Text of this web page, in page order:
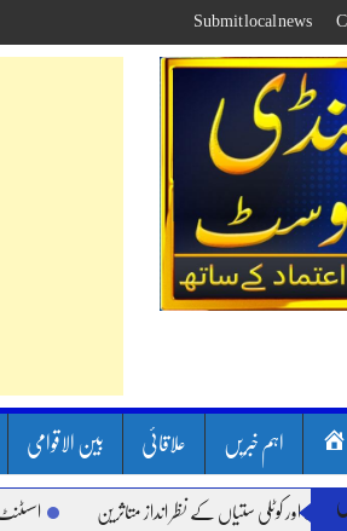
Submit local news
اہم خبریں علاقائی بین الاقوامی
کوٹلی ستیاں کے نظر انداز متاثرین اسسٹنٹ